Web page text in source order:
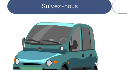
Suivez-nous